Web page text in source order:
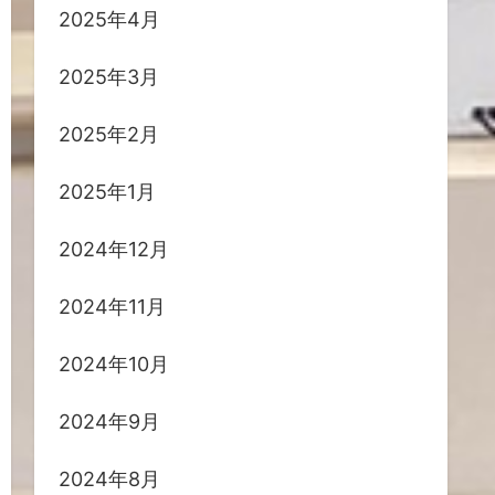
2025年4月
2025年3月
2025年2月
2025年1月
2024年12月
2024年11月
2024年10月
2024年9月
2024年8月